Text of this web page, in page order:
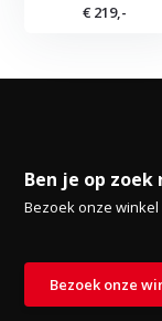
€ 219,-
Ben je op
Bezoek onze
Bezoek onze